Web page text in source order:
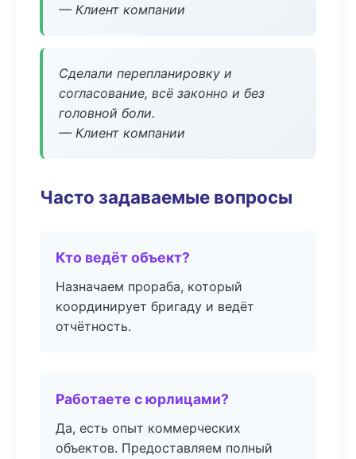
— Клиент компании
Сделали перепланировку и
согласование, всё законно и без
головной боли.
— Клиент компании
Часто задаваемые вопросы
Кто ведёт объект?
Назначаем прораба, который
координирует бригаду и ведёт
отчётность.
Работаете с юрлицами?
Да, есть опыт коммерческих
объектов. Предоставляем полный